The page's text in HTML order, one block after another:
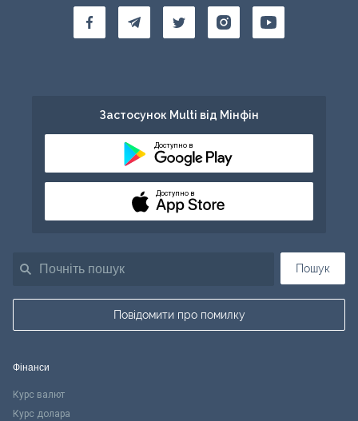
Пошук
Повідомити про помилку
Застосунок Multi від Мінфін
Доступно в
Доступно в
Фінанси
Курс валют
Курс долара